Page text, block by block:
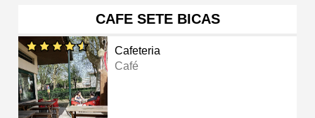
CAFE SETE BICAS
Cafeteria
Café